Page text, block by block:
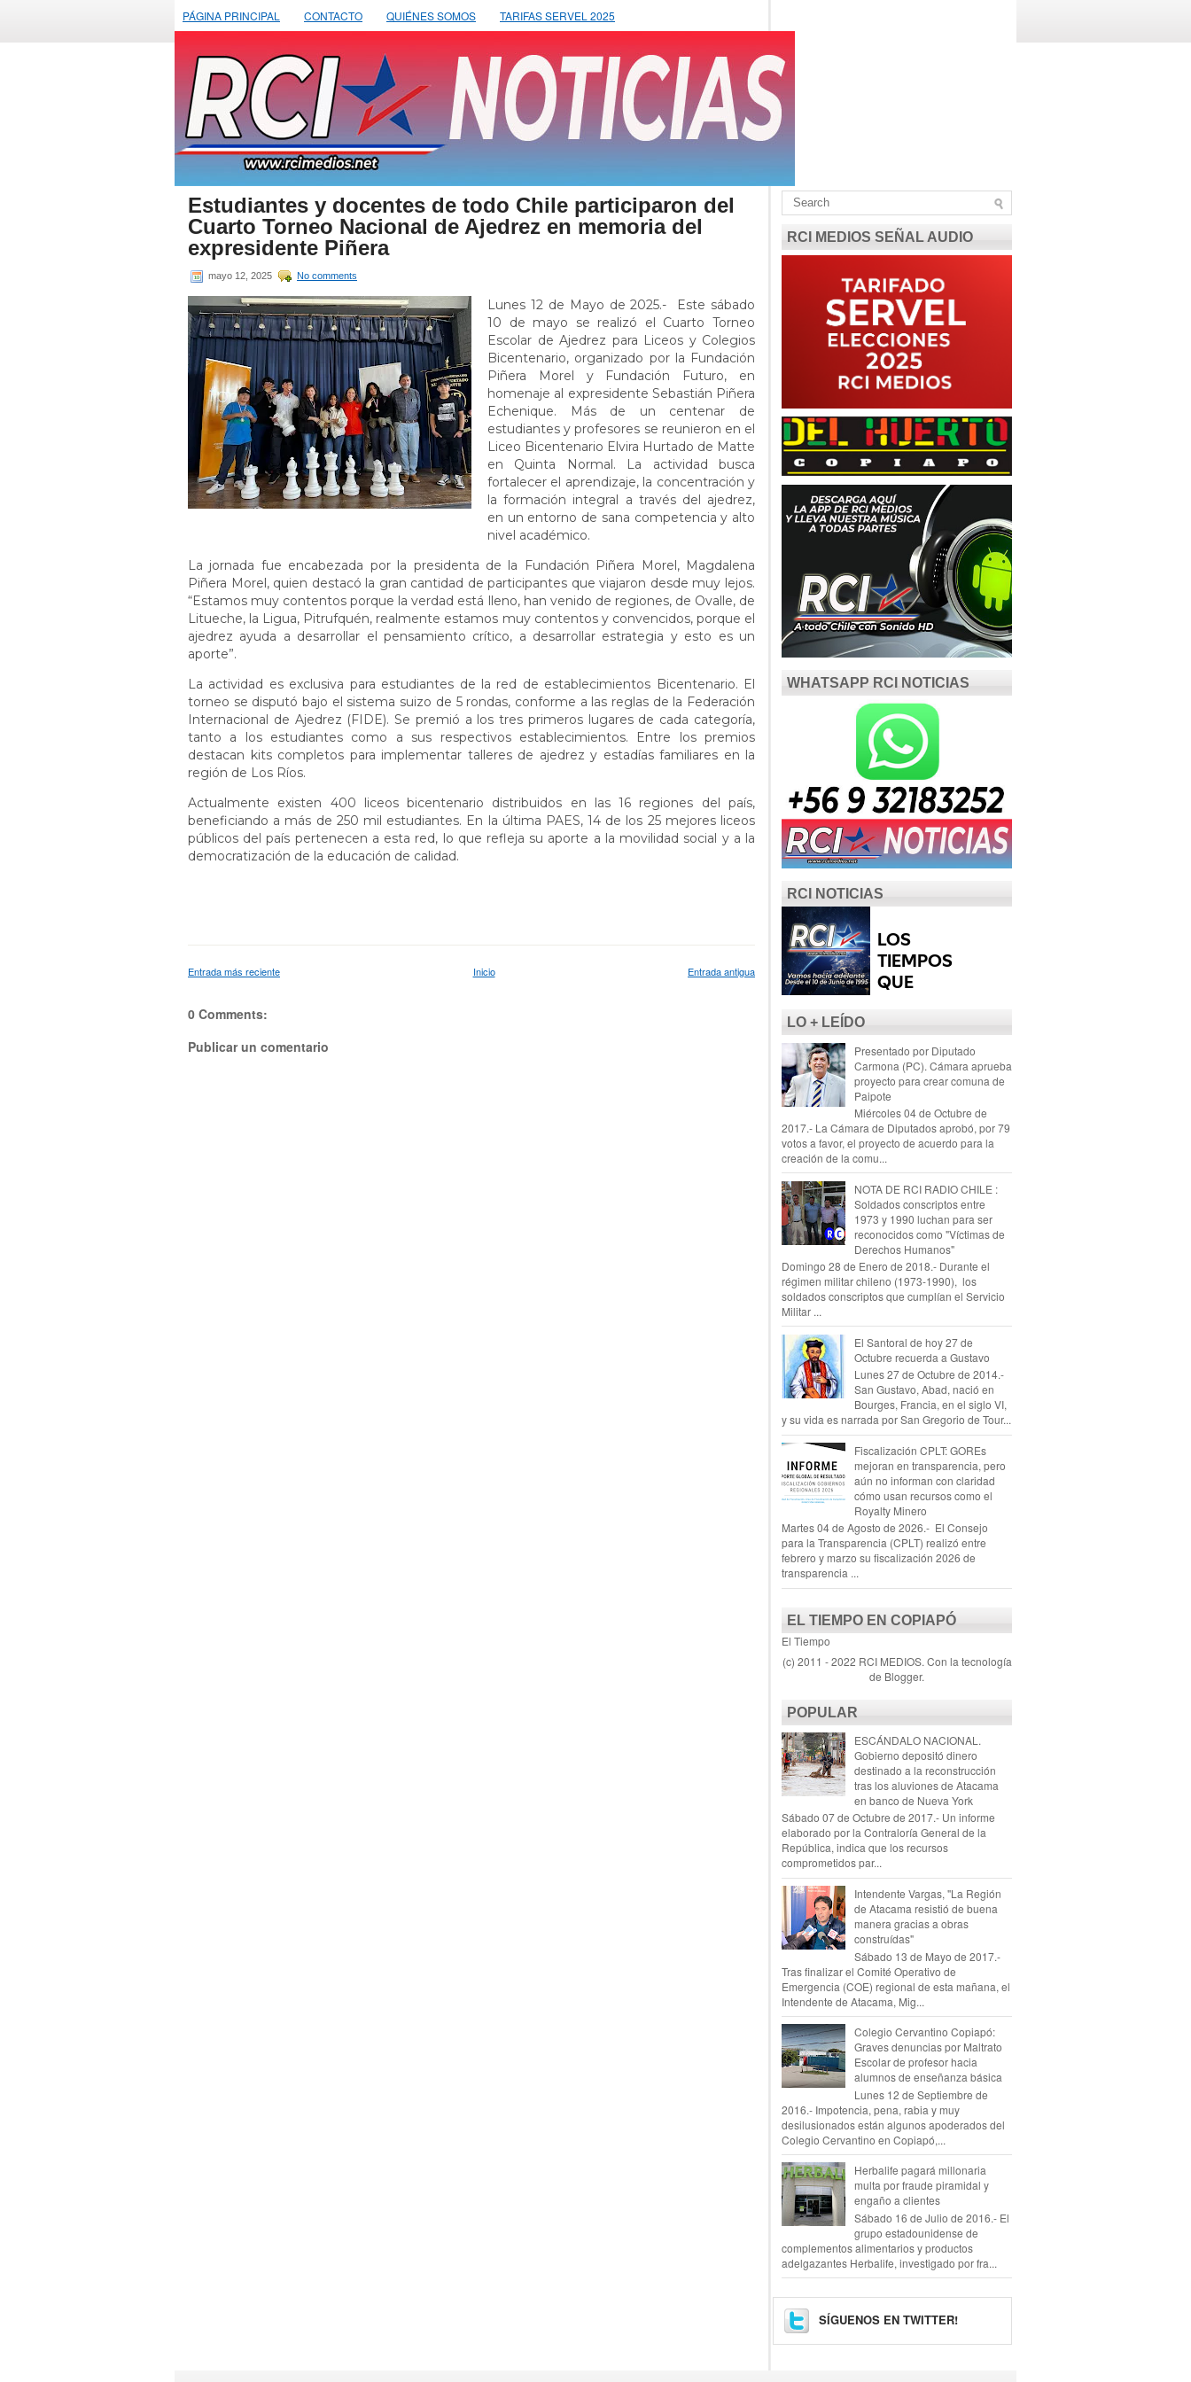
PÁGINA PRINCIPAL CONTACTO QUIÉNES SOMOS TARIFAS SERVEL 2025
Estudiantes y docentes de todo Chile participaron del
Cuarto Torneo Nacional de Ajedrez en memoria del
expresidente Piñera
mayo 12, 2025 No comments
Lunes 12 de Mayo de 2025.- Este sábado
10 de mayo se realizó el Cuarto Torneo
Escolar de Ajedrez para Liceos y Colegios
Bicentenario, organizado por la Fundación
Piñera Morel y Fundación Futuro, en
homenaje al expresidente Sebastián Piñera
Echenique. Más de un centenar de
estudiantes y profesores se reunieron en el
Liceo Bicentenario Elvira Hurtado de Matte
en Quinta Normal. La actividad busca
fortalecer el aprendizaje, la concentración y
la formación integral a través del ajedrez,
en un entorno de sana competencia y alto
nivel académico.
La jornada fue encabezada por la presidenta de la Fundación Piñera Morel, Magdalena
Piñera Morel, quien destacó la gran cantidad de participantes que viajaron desde muy lejos.
“Estamos muy contentos porque la verdad está lleno, han venido de regiones, de Ovalle, de
Litueche, la Ligua, Pitrufquén, realmente estamos muy contentos y convencidos, porque el
ajedrez ayuda a desarrollar el pensamiento crítico, a desarrollar estrategia y esto es un
aporte”.
La actividad es exclusiva para estudiantes de la red de establecimientos Bicentenario. El
torneo se disputó bajo el sistema suizo de 5 rondas, conforme a las reglas de la Federación
Internacional de Ajedrez (FIDE). Se premió a los tres primeros lugares de cada categoría,
tanto a los estudiantes como a sus respectivos establecimientos. Entre los premios
destacan kits completos para implementar talleres de ajedrez y estadías familiares en la
región de Los Ríos.
Actualmente existen 400 liceos bicentenario distribuidos en las 16 regiones del país,
beneficiando a más de 250 mil estudiantes. En la última PAES, 14 de los 25 mejores liceos
públicos del país pertenecen a esta red, lo que refleja su aporte a la movilidad social y a la
democratización de la educación de calidad.
Entrada más reciente Entrada antigua
Inicio
0 Comments:
Publicar un comentario
RCI MEDIOS SEÑAL AUDIO
WHATSAPP RCI NOTICIAS
RCI NOTICIAS
LO + LEÍDO
Presentado por Diputado
Carmona (PC). Cámara aprueba
proyecto para crear comuna de
Paipote
Miércoles 04 de Octubre de
2017.- La Cámara de Diputados aprobó, por 79
votos a favor, el proyecto de acuerdo para la
creación de la comu...
NOTA DE RCI RADIO CHILE :
Soldados conscriptos entre
1973 y 1990 luchan para ser
reconocidos como "Víctimas de
Derechos Humanos"
Domingo 28 de Enero de 2018.- Durante el
régimen militar chileno (1973-1990), los
soldados conscriptos que cumplían el Servicio
Militar ...
El Santoral de hoy 27 de
Octubre recuerda a Gustavo
Lunes 27 de Octubre de 2014.-
San Gustavo, Abad, nació en
Bourges, Francia, en el siglo VI,
y su vida es narrada por San Gregorio de Tour...
Fiscalización CPLT: GOREs
mejoran en transparencia, pero
aún no informan con claridad
cómo usan recursos como el
Royalty Minero
Martes 04 de Agosto de 2026.- El Consejo
para la Transparencia (CPLT) realizó entre
febrero y marzo su fiscalización 2026 de
transparencia ...
EL TIEMPO EN COPIAPÓ
El Tiempo
(c) 2011 - 2022 RCI MEDIOS. Con la tecnología
de Blogger.
POPULAR
ESCÁNDALO NACIONAL.
Gobierno depositó dinero
destinado a la reconstrucción
tras los aluviones de Atacama
en banco de Nueva York
Sábado 07 de Octubre de 2017.- Un informe
elaborado por la Contraloría General de la
República, indica que los recursos
comprometidos par...
Intendente Vargas, "La Región
de Atacama resistió de buena
manera gracias a obras
construídas"
Sábado 13 de Mayo de 2017.-
Tras finalizar el Comité Operativo de
Emergencia (COE) regional de esta mañana, el
Intendente de Atacama, Mig...
Colegio Cervantino Copiapó:
Graves denuncias por Maltrato
Escolar de profesor hacia
alumnos de enseñanza básica
Lunes 12 de Septiembre de
2016.- Impotencia, pena, rabia y muy
desilusionados están algunos apoderados del
Colegio Cervantino en Copiapó,...
Herbalife pagará millonaria
multa por fraude piramidal y
engaño a clientes
Sábado 16 de Julio de 2016.- El
grupo estadounidense de
complementos alimentarios y productos
adelgazantes Herbalife, investigado por fra...
SÍGUENOS EN TWITTER!